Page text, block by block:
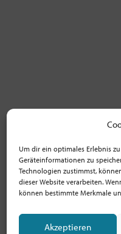
Um dir ein optimales Erlebnis
Geräteinformationen zu
Technologien zustimmst,
dieser Website verarbeiten.
können bestimmte Merkmale
Akzeptieren